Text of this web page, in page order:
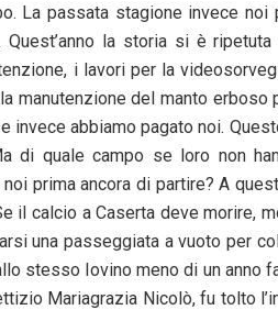
La passata stagione invece noi
la storia si è
i lavori per la
manutenzione del manto erboso
invece abbiamo pagato noi.
di quale campo se loro non
prima ancora di partire? A
il calcio a Caserta deve morire,
una passeggiata a vuoto per
stesso Iovino meno di un anno
Mariagrazia Nicolò, fu tolto